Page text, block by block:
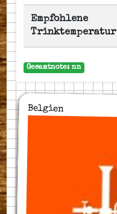
Empfohlene
Trinktemperatur
Gesamtnote: nn
Belgien